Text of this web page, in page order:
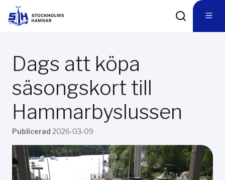
Dags att köpa
säsongskort till
Hammarbyslussen
Publicerad 2026-03-09